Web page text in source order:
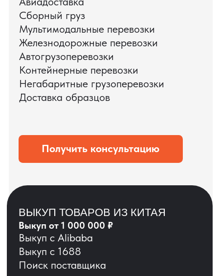
ДО ОПЛАТЫ?
ОСТАВЬТЕ ЗАЯВКУ
Мы вернёмся с расчётом и фото после
технической проверки
+7